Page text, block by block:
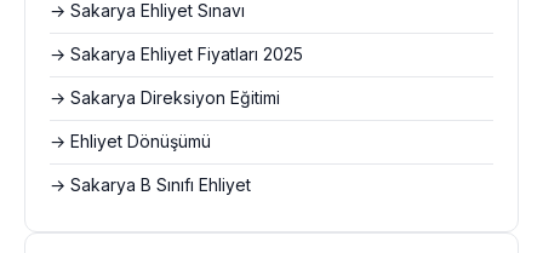
→ Sakarya Ehliyet Sınavı
→ Sakarya Ehliyet Fiyatları 2025
→ Sakarya Direksiyon Eğitimi
→ Ehliyet Dönüşümü
→ Sakarya B Sınıfı Ehliyet